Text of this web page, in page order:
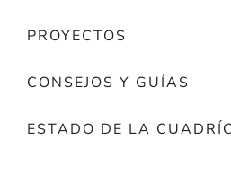
PROYECTOS
CONSEJOS Y GUÍAS
ESTADO DE LA